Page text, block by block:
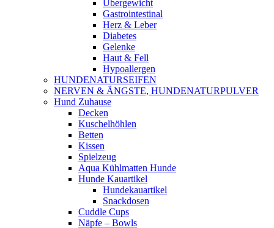
Übergewicht
Gastrointestinal
Herz & Leber
Diabetes
Gelenke
Haut & Fell
Hypoallergen
HUNDENATURSEIFEN
NERVEN & ÄNGSTE, HUNDENATURPULVER
Hund Zuhause
Decken
Kuschelhöhlen
Betten
Kissen
Spielzeug
Aqua Kühlmatten Hunde
Hunde Kauartikel
Hundekauartikel
Snackdosen
Cuddle Cups
Näpfe – Bowls